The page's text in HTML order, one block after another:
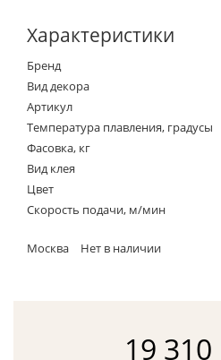
Характеристики
Бренд
Вид декора
Артикул
Температура плавления, градусы
Фасовка, кг
Вид клея
Цвет
Скорость подачи, м/мин
Москва Нет в наличии
19 310